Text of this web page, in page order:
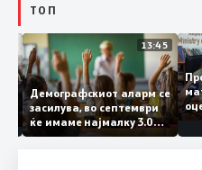
ТОП
14:12 13:45
Демографскиот аларм се
засилува, во септември
ќе имаме најмалку 3.000
првачиња помалку